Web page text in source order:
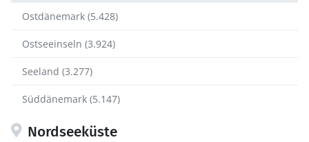
Ostdänemark (5.428)
Ostseeinseln (3.924)
Seeland (3.277)
Süddänemark (5.147)
Nordseeküste